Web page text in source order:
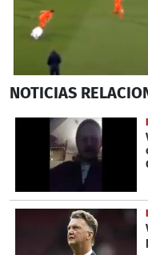
seconds
1
minute,
seconds
NOTICIAS